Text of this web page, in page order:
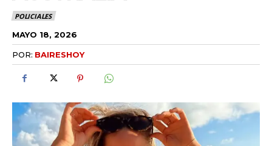
POLICIALES
MAYO 18, 2026
POR: BAIRESHOY